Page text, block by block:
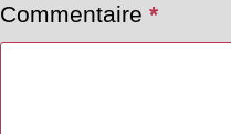
Commentaire *